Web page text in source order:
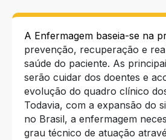
A Enfermagem baseia-se na
prevenção, recuperação e
saúde do paciente. As
serão cuidar dos doentes e
evolução do quadro clínico
Todavia, com a expansão do
no Brasil, a enfermagem
grau técnico de atuação